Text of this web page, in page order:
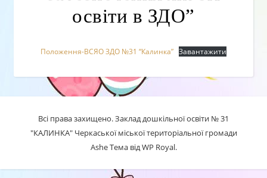
освіти в ЗДО”
Положення-ВСЯО ЗДО №31 “Калинка” Завантажити
Всі права захищено. Заклад дошкільної освіти № 31
"КАЛИНКА" Черкаської міської територіальної громади
Ashe Тема відWP Royal.